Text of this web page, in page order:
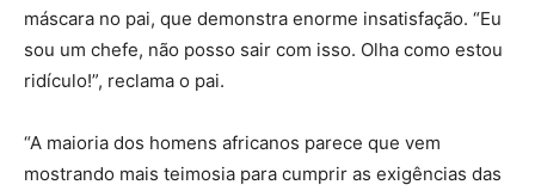
máscara no pai, que demonstra enorme insatisfação. “Eu
sou um chefe, não posso sair com isso. Olha como estou
ridículo!”, reclama o pai.
“A maioria dos homens africanos parece que vem
mostrando mais teimosia para cumprir as exigências das